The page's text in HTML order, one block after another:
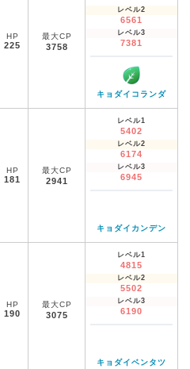
HP
225
最大CP
3758
レベル2
6561
レベル3
7381
キョダイコランダ
HP
181
最大CP
2941
レベル1
5402
レベル2
6174
レベル3
6945
キョダイカンデン
HP
190
最大CP
3075
レベル1
4815
レベル2
5502
レベル3
6190
キョダイベンタツ